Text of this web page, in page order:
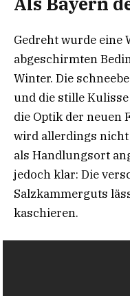
Gedreht wurde eine
abgeschirmten
Winter. Die
und die stille
die Optik der neuen
wird allerdings
als Handlungsort
jedoch klar: Die
Salzkammerguts
kaschieren.